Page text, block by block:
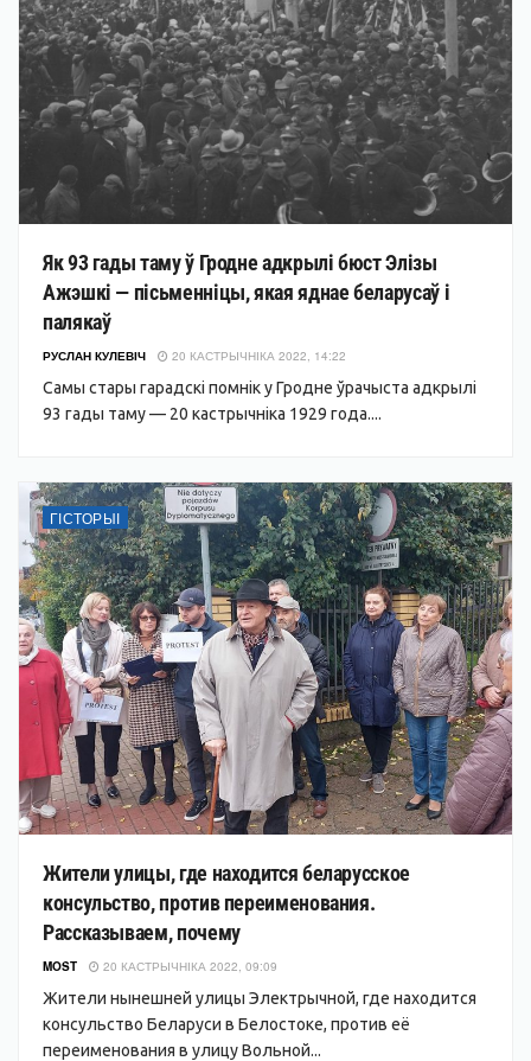
Як 93 гады таму ў Гродне адкрылі бюст Элізы
Ажэшкі — пісьменніцы, якая яднае беларусаў і
палякаў
РУСЛАН КУЛЕВІЧ 20 КАСТРЫЧНІКА 2022, 14:22
Самы стары гарадскі помнік у Гродне ўрачыста адкрылі
93 гады таму — 20 кастрычніка 1929 года....
ГІСТОРЫІ
Жители улицы, где находится беларусское
консульство, против переименования.
Рассказываем, почему
MOST 20 КАСТРЫЧНІКА 2022, 09:09
Жители нынешней улицы Электрычной, где находится
консульство Беларуси в Белостоке, против её
переименования в улицу Вольной...